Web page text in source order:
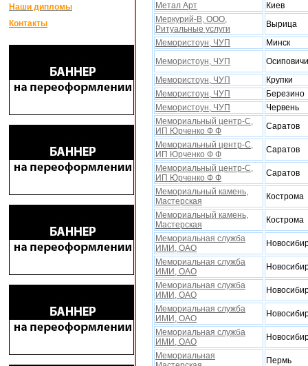
Наши дипломы
Контакты
Метал Арт
Киев
Меркурий-В, ООО,
Ритуальные услуги
Вырица
Мемористоун, ЧУП
Минск
Мемористоун, ЧУП
Осиповичи
Мемористоун, ЧУП
Крупки
Мемористоун, ЧУП
Березино
Мемористоун, ЧУП
Червень
Мемориальный центр-С,
ИП Юрченко Ф Ф
Саратов
Мемориальный центр-С,
ИП Юрченко Ф Ф
Саратов
Мемориальный центр-С,
ИП Юрченко Ф Ф
Саратов
Мемориальный камень,
Мастерская
Кострома
Мемориальный камень,
Мастерская
Кострома
Мемориальная служба
ИМИ, ОАО
Мемориальная служба
ИМИ, ОАО
Мемориальная служба
ИМИ, ОАО
Мемориальная служба
ИМИ, ОАО
Мемориальная служба
ИМИ, ОАО
Мемориальная
Пермь